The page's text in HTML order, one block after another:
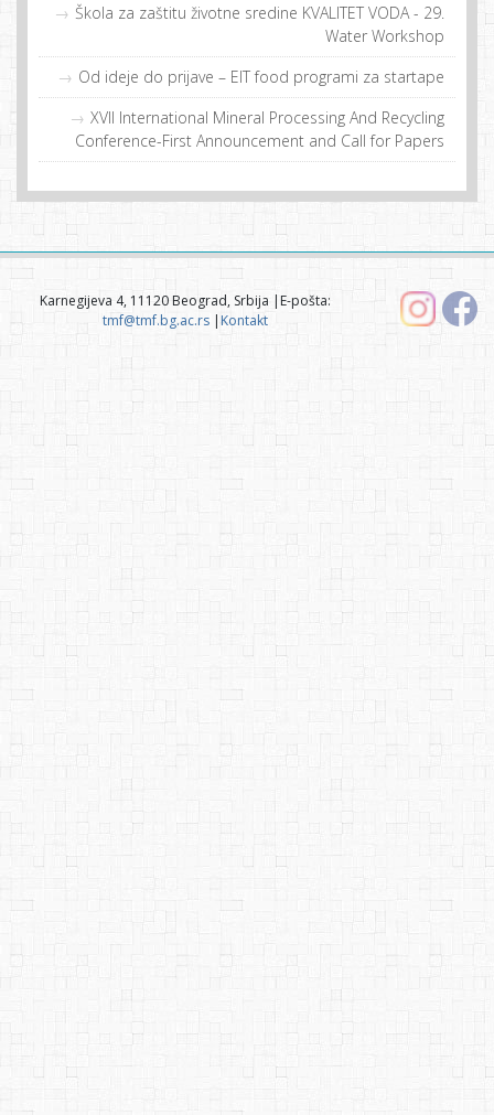
Škola za zaštitu životne sredine KVALITET VODA - 29.
Water Workshop
Od ideje do prijave – EIT food programi za startape
XVII International Mineral Processing And Recycling
Conference-First Announcement and Call for Papers
Karnegijeva 4, 11120 Beograd, Srbija |E-pošta:
tmf@tmf.bg.ac.rs|Kontakt